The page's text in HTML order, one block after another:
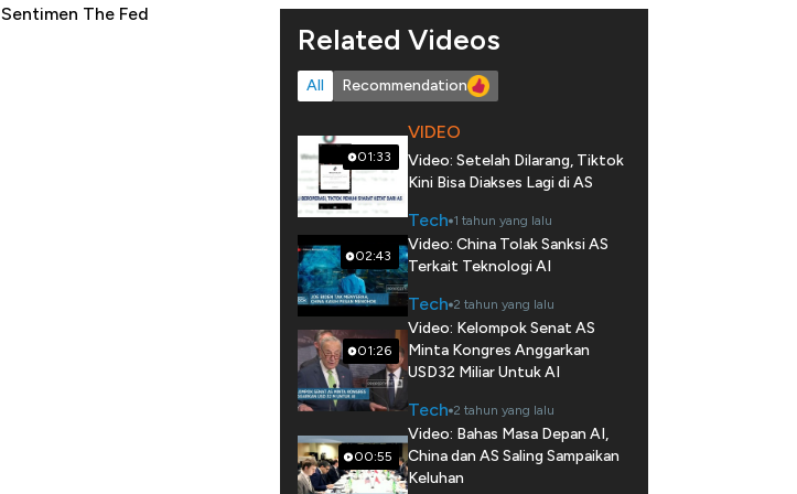
Sentimen The Fed
Related Videos
All Recommendation
01:33
VIDEO
Video: Setelah Dilarang, Tiktok
Kini Bisa Diakses Lagi di AS
Tech 1 tahun yang lalu
02:43
Video: China Tolak Sanksi AS
Terkait Teknologi AI
Tech 2 tahun yang lalu
01:26
Video: Kelompok Senat AS
Minta Kongres Anggarkan
USD32 Miliar Untuk AI
Tech 2 tahun yang lalu
00:55
Video: Bahas Masa Depan AI,
China dan AS Saling Sampaikan
Keluhan